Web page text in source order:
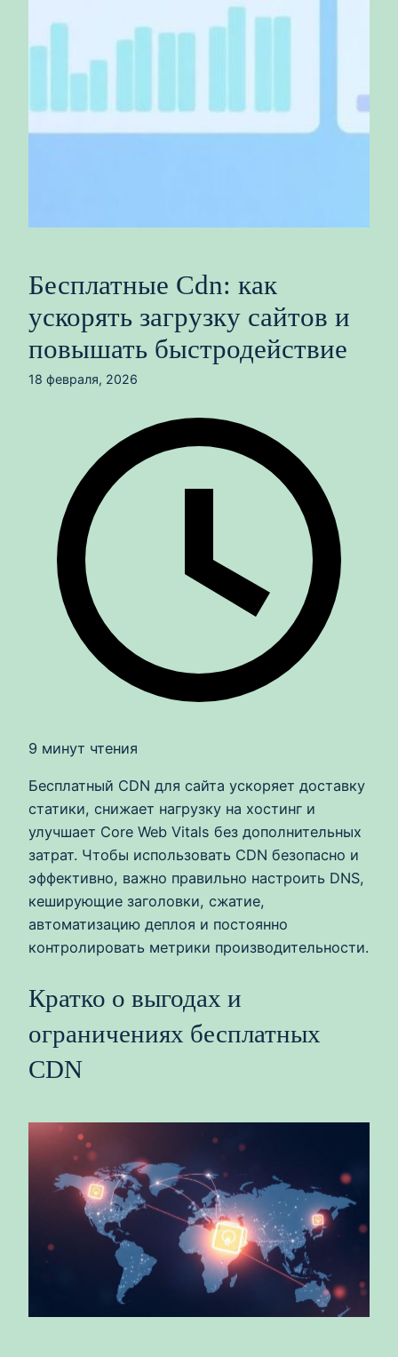
Бесплатные Cdn: как
ускорять загрузку сайтов и
повышать быстродействие
18 февраля, 2026
9 минут чтения
Бесплатный CDN для сайта ускоряет доставку
статики, снижает нагрузку на хостинг и
улучшает Core Web Vitals без дополнительных
затрат. Чтобы использовать CDN безопасно и
эффективно, важно правильно настроить DNS,
кеширующие заголовки, сжатие,
автоматизацию деплоя и постоянно
контролировать метрики производительности.
Кратко о выгодах и
ограничениях бесплатных
CDN